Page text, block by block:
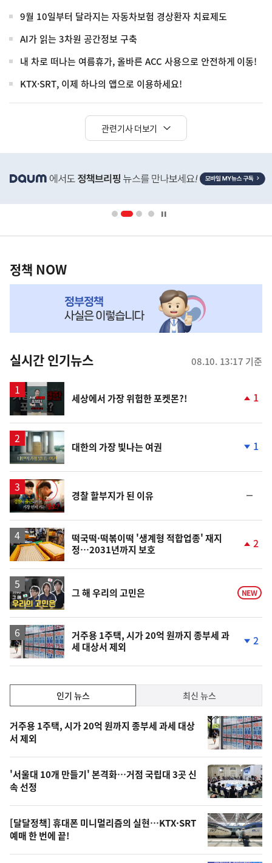
9월 10일부터 달라지는 자동차보험 경상환자 치료제도
AI가 읽는 3차원 공간정보 구축
내 차로 떠나는 여름휴가, 올바른 ACC 사용으로 안전하게 이동!
KTX·SRT, 이제 하나의 앱으로 이용하세요!
관련기사 더보기
단
영
책
NOW,
뉴
스
정책 NOW
실시간 인기뉴스 08.10. 13:17 기준
영
세상에서 가장 위험한 포켓몬?!
상
1
영
상
대한의 가장 빛나는 여권
하
1
영
상
경찰 할부지가 된 이유
일
떡국떡·떡볶이떡 '생계형 적합업종' 재지
정…2031년까지 보호
상
승
2
영
상
그 해 우리의 고민은 NEW
거주용 1주택, 시가 20억 원까지 종부세 과
세 대상서 제외
하
락
2
기,
최
신,
오
늘
의
영
상
인기 뉴스 최신 뉴스
기
뉴
스
거주용 1주택, 시가 20억 원까지 종부세 과세 대상
서 제외
'서울대 10개 만들기' 본격화…거점 국립대 3곳 신
속 선정
[달달정책] 휴대폰 미니멀리즘의 실현…KTX·SRT
예매 한 번에 끝!